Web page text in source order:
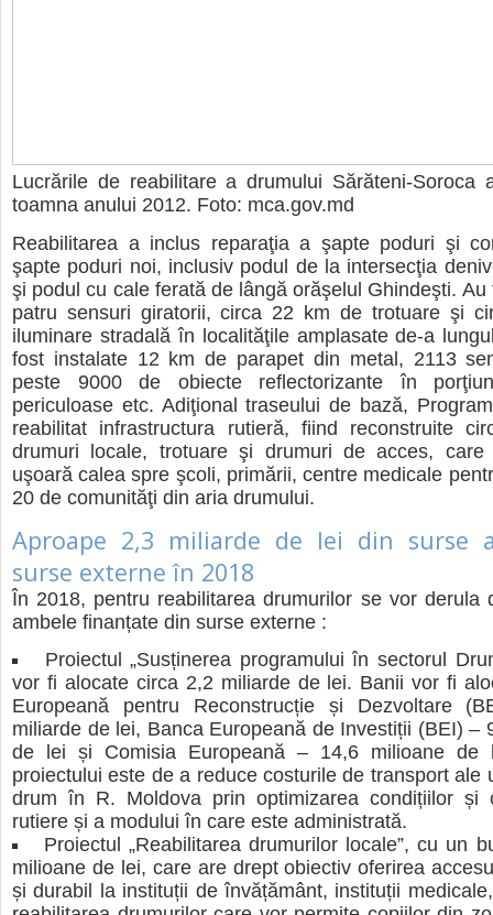
Lucrările de reabilitare a drumului Sărăteni-Soroca
toamna anului 2012. Foto: mca.gov.md
Reabilitarea a inclus reparaţia a şapte poduri şi
şapte poduri noi, inclusiv podul de la intersecţia
şi podul cu cale ferată de lângă orăşelul Ghindeşti. Au
patru sensuri giratorii, circa 22 km de trotuare şi
iluminare stradală în localităţile amplasate de-a
fost instalate 12 km de parapet din metal, 2113
peste 9000 de obiecte reflectorizante în
periculoase etc. Adiţional traseului de bază,
reabilitat infrastructura rutieră, fiind reconstruite
drumuri locale, trotuare şi drumuri de acces,
uşoară calea spre şcoli, primării, centre medicale
20 de comunităţi din aria drumului.
Aproape 2,3 miliarde de lei din surse
surse externe în 2018
În 2018, pentru reabilitarea drumurilor se vor derula
ambele finanțate din surse externe :
Proiectul „Susținerea programului în sectorul
vor fi alocate circa 2,2 miliarde de lei. Banii vor fi
Europeană pentru Reconstrucție și Dezvoltare
miliarde de lei, Banca Europeană de Investiții (BEI) –
de lei și Comisia Europeană – 14,6 milioane de
proiectului este de a reduce costurile de transport ale
drum în R. Moldova prin optimizarea condițiilor și
rutiere și a modului în care este administrată.
Proiectul „Reabilitarea drumurilor locale”, cu un
milioane de lei, care are drept obiectiv oferirea
și durabil la instituții de învățământ, instituții